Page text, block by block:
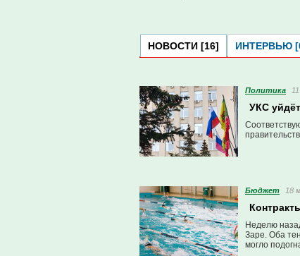
НОВОСТИ [16] ИНТЕРВЬЮ
Политика
УКС
Бюджет 18
Неделю
Заре. Оба
могло